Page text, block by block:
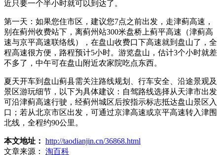
近只要一个半小时就可以到达了。
第一天：如果您住市区，建议您7点之前出发，走津蓟高速，
别在蓟州收费站下，离蓟州站300米盘桥上蓟平高速（津蓟高
速与京平高速联络线），在盘山收费口下高速就到盘山了，全
程高速很方便，路程预计5小时。游览盘山，估计3个小时就差
不多了，中午可在盘山附近农家院吃点东西。
夏天开车到盘山蓟县需关注路线规划、行车安全、沿途景观及
景区游玩细节，以下为具体建议：自驾路线选择从天津市出发
可沿津蓟高速行驶，经蓟州城区后按指示标志抵达盘山景区入
口；若从北京市区出发，可通过京津高速或京平高速转入津围
北线，全程约90公里。
本文地址： http://taodianjin.cn/36868.html
文章来源：
淘百科